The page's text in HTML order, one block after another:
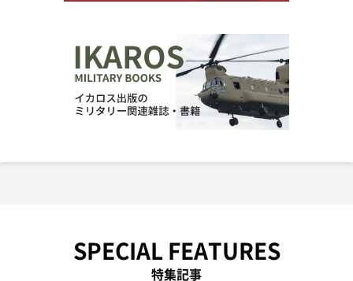
SPECIAL FEATURES
特集記事